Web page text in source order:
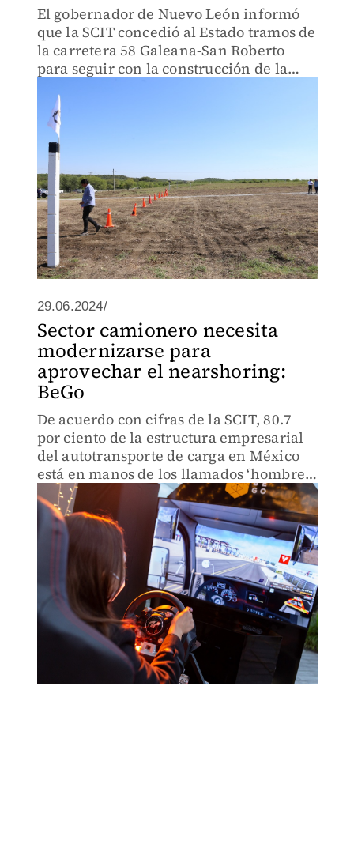
El gobernador de Nuevo León informó
que la SCIT concedió al Estado tramos de
la carretera 58 Galeana-San Roberto
para seguir con la construcción de la
29.06.2024/
Sector camionero necesita
modernizarse para
aprovechar el nearshoring:
BeGo
De acuerdo con cifras de la SCIT, 80.7
por ciento de la estructura empresarial
del autotransporte de carga en México
está en manos de los llamados ‘hombre-
camión’.